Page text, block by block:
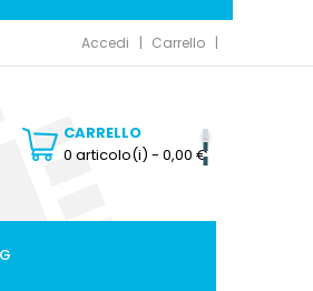
Accedi Carrello
CARRELLO
0 articolo(i) - 0,00 €